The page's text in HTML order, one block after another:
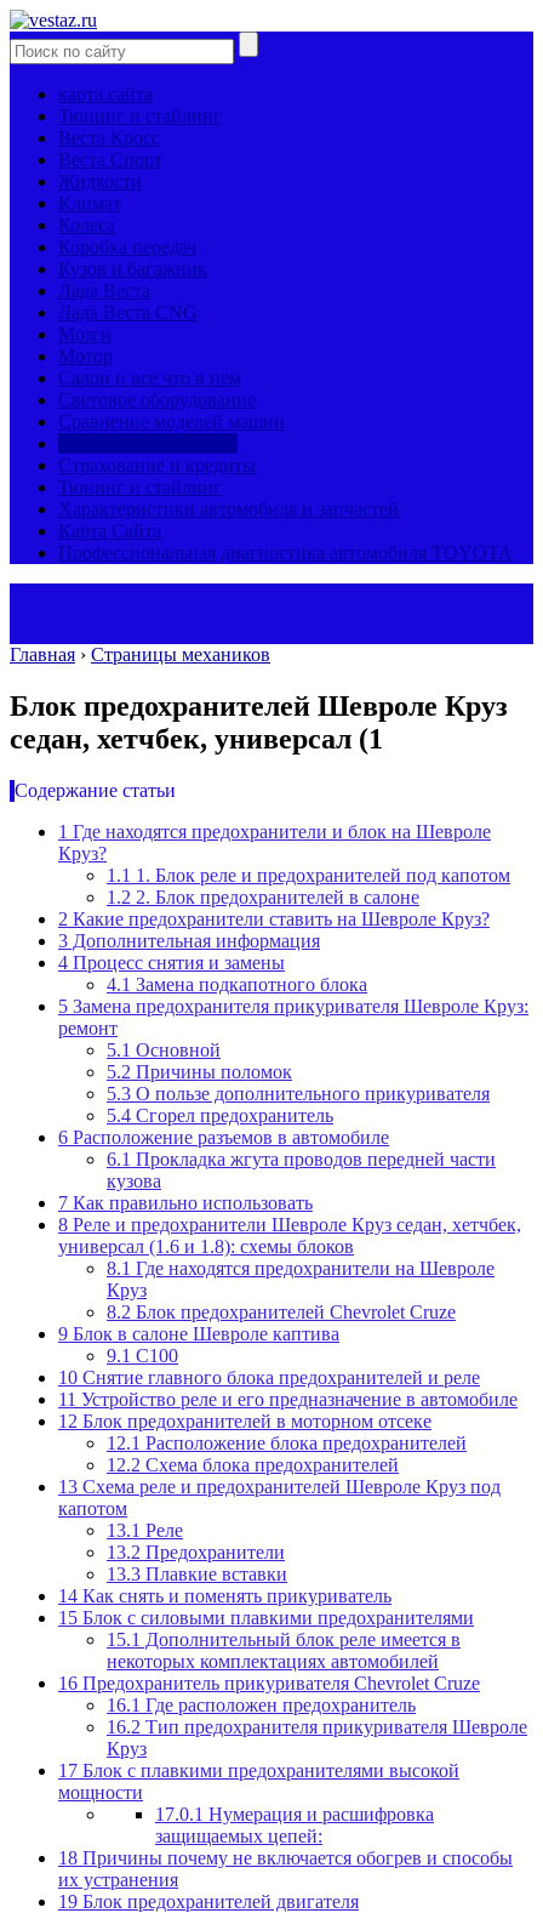
карта сайта
Тюнинг и стайлинг
Веста Кросс
Веста Спорт
Жидкости
Климат
Колеса
Коробка передач
Кузов и багажник
Лада Веста
Лада Веста CNG
Мозги
Мотор
Салон и все что в нем
Световое оборудование
Сравнение моделей машин
Страхование и кредиты
Тюнинг и стайлинг
Характеристики автомобиля и запчастей
Карта Сайта
Профессиональная диагностика автомобиля TOYOTA
Главная › Страницы механиков
Блок предохранителей Шевроле Круз
седан, хетчбек, универсал (1
Содержание статьи
1 Где находятся предохранители и блок на Шевроле
Круз?
1.1 1. Блок реле и предохранителей под капотом
1.2 2. Блок предохранителей в салоне
2 Какие предохранители ставить на Шевроле Круз?
3 Дополнительная информация
4 Процесс снятия и замены
4.1 Замена подкапотного блока
5 Замена предохранителя прикуривателя Шевроле Круз:
ремонт
5.1 Основной
5.2 Причины поломок
5.3 О пользе дополнительного прикуривателя
5.4 Сгорел предохранитель
6 Расположение разъемов в автомобиле
6.1 Прокладка жгута проводов передней части
кузова
7 Как правильно использовать
8 Реле и предохранители Шевроле Круз седан, хетчбек,
универсал (1.6 и 1.8): схемы блоков
8.1 Где находятся предохранители на Шевроле
Круз
8.2 Блок предохранителей Chevrolet Cruze
9 Блок в салоне Шевроле каптива
9.1 С100
10 Снятие главного блока предохранителей и реле
11 Устройство реле и его предназначение в автомобиле
12 Блок предохранителей в моторном отсеке
12.1 Расположение блока предохранителей
12.2 Схема блока предохранителей
13 Схема реле и предохранителей Шевроле Круз под
капотом
13.1 Реле
13.2 Предохранители
13.3 Плавкие вставки
14 Как снять и поменять прикуриватель
15 Блок с силовыми плавкими предохранителями
15.1 Дополнительный блок реле имеется в
некоторых комплектациях автомобилей
16 Предохранитель прикуривателя Chevrolet Cruze
16.1 Где расположен предохранитель
16.2 Тип предохранителя прикуривателя Шевроле
Круз
17 Блок с плавкими предохранителями высокой
мощности
17.0.1 Нумерация и расшифровка
защищаемых цепей:
18 Причины почему не включается обогрев и способы
их устранения
19 Блок предохранителей двигателя